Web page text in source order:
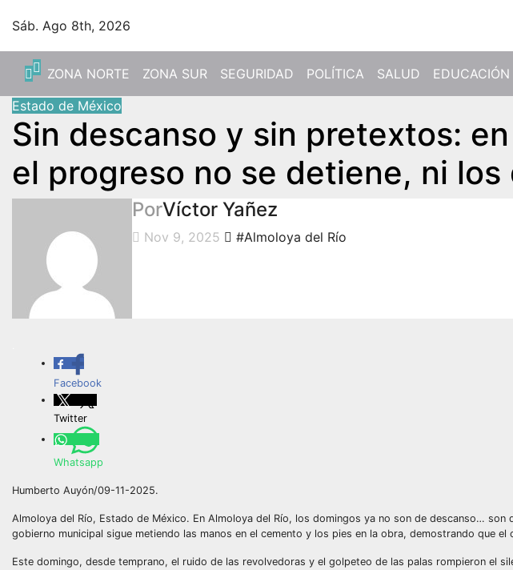
Sáb. Ago 8th, 2026
ZONA NORTE ZONA SUR SEGURIDAD POLÍTICA SALUD EDUCACIÓN
Estado de México
Sin descanso y sin pretextos:
el progreso no se detiene, ni los
PorVíctor Yañez
Nov 9, 2025 #Almoloya del Río
Facebook
Twitter
Whatsapp
Humberto Auyón/09-11-2025.
Almoloya del Río, Estado de México. En Almoloya del Río, los domingos ya no son de descanso…
gobierno municipal sigue metiendo las manos en el cemento y los pies en la obra, demostrando que
Este domingo, desde temprano, el ruido de las revolvedoras y el golpeteo de las palas rompieron el